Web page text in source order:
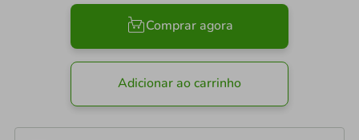
Comprar agora
Adicionar ao carrinho